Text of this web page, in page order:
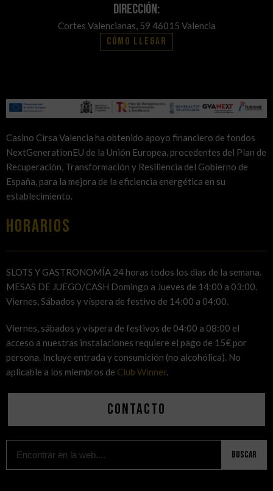
Dirección:
Cortes Valencianas, 59 46015 Valencia
Cómo llegar
Casino Cirsa Valencia ha obtenido apoyo financiero de fondos
NextGenerationEU de la Unión Europea, procedentes del Plan de
Recuperación, Transformación y Resiliencia del Gobierno de
España, para la mejora de la eficiencia energética en su
establecimiento.
HORARIOS
SLOTS Y GASTRONOMÍA 24 horas todos los dias de la semana.
MESAS DE JUEGO/CASH Domingo a Jueves de 14:00 a 03:00.
Viernes, Sábados y víspera de festivo de 14:00 a 04:00.
Viernes, sábados y víspera de festivos de 04:00 a 08:00 el
acceso a nuestras instalaciones requiere el pago de 15€ por
persona. Incluye entrada y consumición (no alcohólica). No
aplicable a los miembros de Club Winner.
Contacto
Buscar